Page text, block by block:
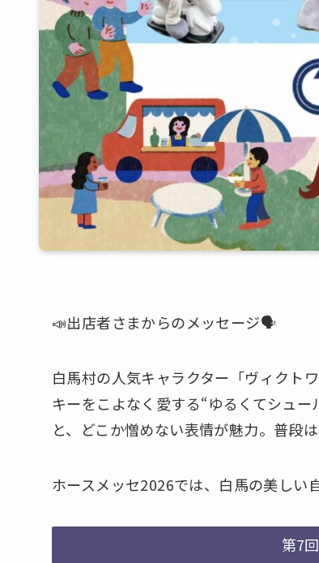
📣出店者さまからのメッセージ🗣️
白馬村の人気キャラクター「ヴィクト
キーをこよなく愛する“ゆるくてシュ
と、どこか憎めない表情が魅力。普段
ホースメッセ2026では、白馬の美しい
第7